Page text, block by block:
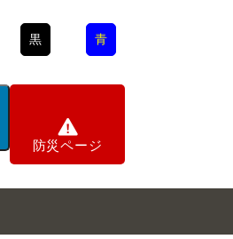
黒 青
防災ページ